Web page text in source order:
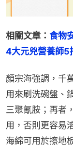
相關文章： 食物
4大元兇營養師5
顏宗海強調，千
用來刷洗碗盤、
三聚氰胺；再者
用，否則更容易
海綿可用於擦地